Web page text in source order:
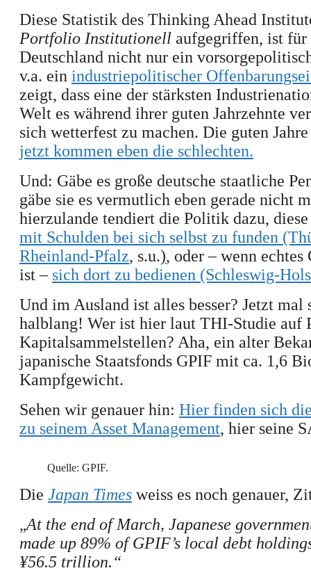
Diese Statistik des Thinking Ahead
Portfolio Institutionell aufgegriffen, ist für
Deutschland nicht nur ein
v.a. ein industriepolitischer
zeigt, dass eine der stärksten
Welt es während ihrer guten Jahrzehnte
sich wetterfest zu machen. Die guten
jetzt kommen eben die schlechten.
Und: Gäbe es große deutsche staatliche
gäbe sie es vermutlich eben gerade nicht
hierzulande tendiert die Politik dazu,
mit Schulden bei sich selbst zu funden
Rheinland-Pfalz, s.u.), oder – wenn echtes
ist – sich dort zu bedienen (Schleswig-
Und im Ausland ist alles besser? Jetzt mal
halblang! Wer ist hier laut THI-Studie auf
Kapitalsammelstellen? Aha, ein alter
japanische Staatsfonds GPIF mit ca. 1,6
Kampfgewicht.
Sehen wir genauer hin: Hier finden sich
zu seinem Asset Management, hier seine
Quelle: GPIF.
Die Japan Times weiss es noch genauer,
„At the end of March, Japanese
made up 89% of GPIF’s local debt
¥56.5 trillion.“